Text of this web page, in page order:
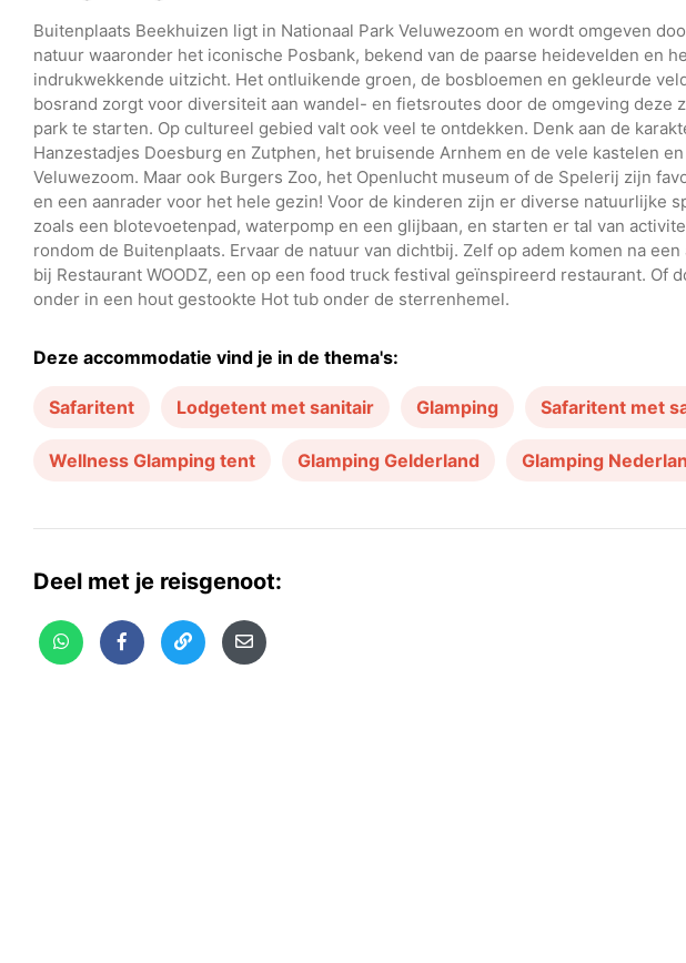
Buitenplaats Beekhuizen ligt in Nationaal Park Veluwezoom en wordt omgeven
natuur waaronder het iconische Posbank, bekend van de paarse heidevelden en
indrukwekkende uitzicht. Het ontluikende groen, de bosbloemen en gekleurde
bosrand zorgt voor diversiteit aan wandel- en fietsroutes door de omgeving deze
park te starten. Op cultureel gebied valt ook veel te ontdekken. Denk aan de
Hanzestadjes Doesburg en Zutphen, het bruisende Arnhem en de vele kastelen
Veluwezoom. Maar ook Burgers Zoo, het Openlucht museum of de Spelerij zijn
en een aanrader voor het hele gezin! Voor de kinderen zijn er diverse natuurlijke
zoals een blotevoetenpad, waterpomp en een glijbaan, en starten er tal van
rondom de Buitenplaats. Ervaar de natuur van dichtbij. Zelf op adem komen na een
bij Restaurant WOODZ, een op een food truck festival geïnspireerd restaurant. Of
onder in een hout gestookte Hot tub onder de sterrenhemel.
Deze accommodatie vind je in de thema's:
Safaritent Lodgetent met sanitair Glamping Safaritent met
Wellness Glamping tent Glamping Gelderland Glamping
Deel met je reisgenoot: